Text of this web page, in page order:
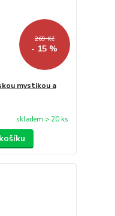
269 Kč
- 15 %
mystikou a
skladem > 20 ks